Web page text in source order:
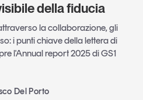
della fiducia
la collaborazione, gli
i punti chiave della lettera di
l'Annual report 2025 di GS1
Del Porto